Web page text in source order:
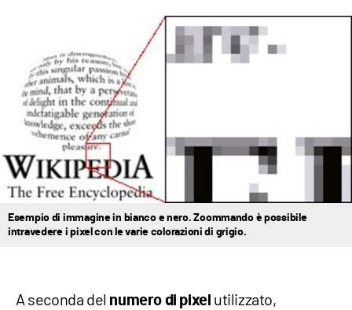
Esempio di immagine in bianco e nero. Zoommando è possibile
intravedere i pixel con le varie colorazioni di grigio.
A seconda del numero di pixel utilizzato,